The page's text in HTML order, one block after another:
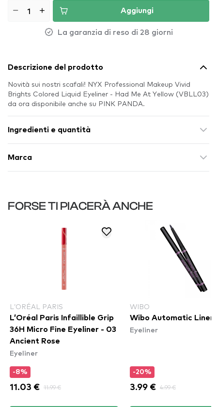
Aggiungi
La garanzia di reso di 28 giorni
Descrizione del prodotto
Novità sui nostri scafali! NYX Professional Makeup Vivid
Brights Colored Liquid Eyeliner - Had Me At Yellow (VBLL03)
da ora disponibile anche su PINK PANDA.
Ingredienti e quantità
Marca
FORSE TI PIACERÀ ANCHE
L’ORÉAL PARIS
L’Oréal Paris Infaillible Grip
36H Micro Fine Eyeliner​ - 03
Ancient Rose
Eyeliner
-8%
11.03 € 11.99 €
WIBO
Wibo Automatic Liner
Eyeliner
-20%
3.99 € 4.99 €